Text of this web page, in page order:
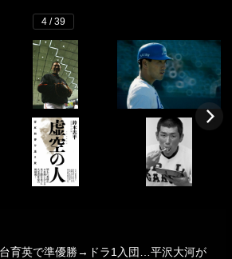
4 / 39
育英で準優勝→ドラ1入団…平沢大河が